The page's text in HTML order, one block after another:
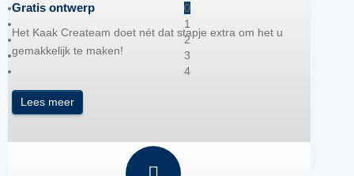
0
1
2
3
4
Gratis ontwerp
Het Kaak Createam doet nét dat stapje extra om het u
gemakkelijk te maken!
Lees meer